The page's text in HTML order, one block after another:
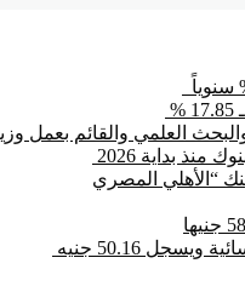
العلمي والقائم بعمل
“الأهلي المصري
50.16 جنيه